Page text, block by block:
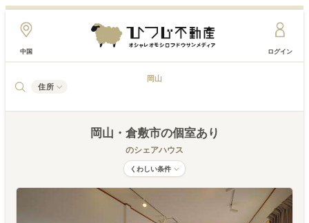
中国 ログイン
住所
岡山
岡山 ・倉敷市の個室あり
のシェアハウス
くわしい条件